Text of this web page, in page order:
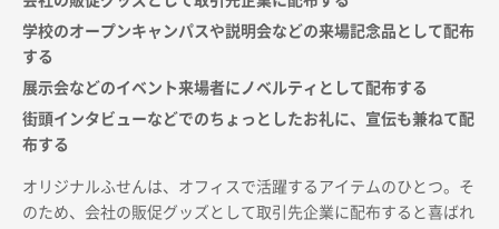
学校のオープンキャンパスや説明会などの来場記念品として配布
する
展示会などのイベント来場者にノベルティとして配布する
街頭インタビューなどでのちょっとしたお礼に、宣伝も兼ねて配
布する
オリジナルふせんは、オフィスで活躍するアイテムのひとつ。そ
のため、会社の販促グッズとして取引先企業に配布すると喜ばれ